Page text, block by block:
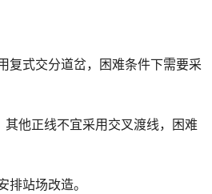
复式交分道岔，困难条件下需要采
他正线不宜采用交叉渡线，困难
站场改造。